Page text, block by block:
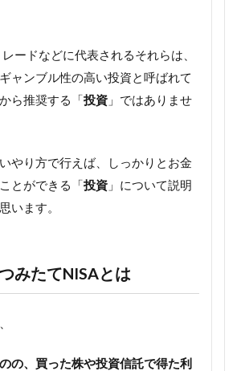
ードなどに代表されるそれらは、
ャンブル性の高い投資と呼ばれて
ら推奨する「投資 」ではありませ
やり方で行えば、しっかりとお金
とができる「投資 」について説明
います。
みたてNISAとは
の、買った株や投資信託で得た利